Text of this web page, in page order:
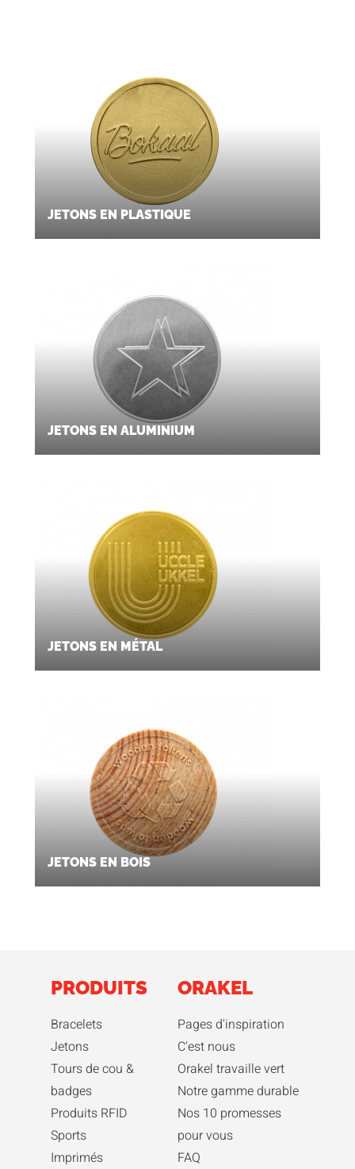
JETONS EN PLASTIQUE
JETONS EN ALUMINIUM
JETONS EN MÉTAL
JETONS EN BOIS
PRODUITS
Bracelets
Jetons
Tours de cou &
badges
Produits RFID
Sports
Imprimés
ORAKEL
Pages d'inspiration
C'est nous
Orakel travaille vert
Notre gamme durable
Nos 10 promesses
pour vous
FAQ